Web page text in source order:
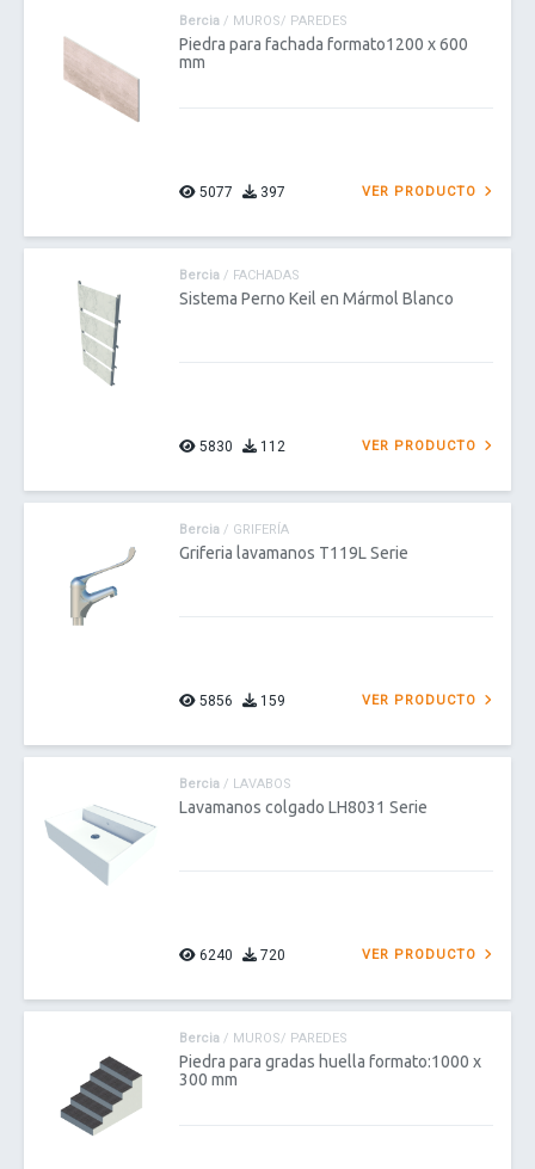
Bercia / MUROS/ PAREDES
Piedra para fachada formato1200 x 600
mm
5077 397 VER PRODUCTO
Bercia / FACHADAS
Sistema Perno Keil en Mármol Blanco
5830 112 VER PRODUCTO
Bercia / GRIFERÍA
Griferia lavamanos T119L Serie
5856 159 VER PRODUCTO
Bercia / LAVABOS
Lavamanos colgado LH8031 Serie
6240 720 VER PRODUCTO
Bercia / MUROS/ PAREDES
Piedra para gradas huella formato:1000 x
300 mm